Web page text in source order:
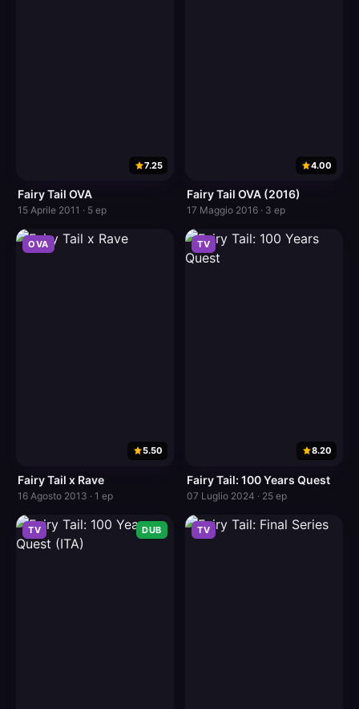
7.25
Fairy Tail OVA
15 Aprile 2011 · 5 ep
4.00
Fairy Tail OVA (2016)
17 Maggio 2016 · 3 ep
OVA
5.50
Fairy Tail x Rave
16 Agosto 2013 · 1 ep
TV
8.20
Fairy Tail: 100 Years Quest
07 Luglio 2024 · 25 ep
TV DUB TV